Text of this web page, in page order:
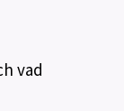
vad